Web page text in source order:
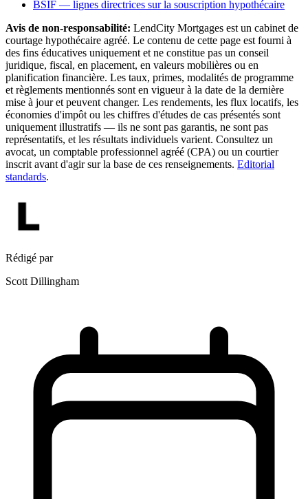
BSIF — lignes directrices sur la souscription hypothécaire
Avis de non-responsabilité: LendCity Mortgages est un cabinet de
courtage hypothécaire agréé. Le contenu de cette page est fourni à
des fins éducatives uniquement et ne constitue pas un conseil
juridique, fiscal, en placement, en valeurs mobilières ou en
planification financière. Les taux, primes, modalités de programme
et règlements mentionnés sont en vigueur à la date de la dernière
mise à jour et peuvent changer. Les rendements, les flux locatifs, les
économies d'impôt ou les chiffres d'études de cas présentés sont
uniquement illustratifs — ils ne sont pas garantis, ne sont pas
représentatifs, et les résultats individuels varient. Consultez un
avocat, un comptable professionnel agréé (CPA) ou un courtier
inscrit avant d'agir sur la base de ces renseignements. Editorial
standards.
Rédigé par
Scott Dillingham